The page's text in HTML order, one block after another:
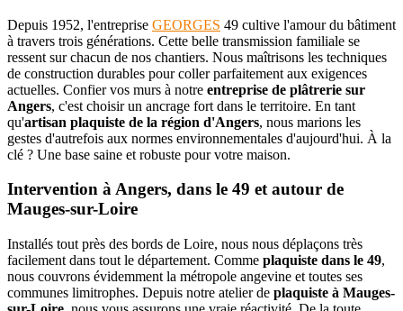
Depuis 1952, l'entreprise GEORGES 49 cultive l'amour du bâtiment
à travers trois générations. Cette belle transmission familiale se
ressent sur chacun de nos chantiers. Nous maîtrisons les techniques
de construction durables pour coller parfaitement aux exigences
actuelles. Confier vos murs à notre entreprise de plâtrerie sur
Angers, c'est choisir un ancrage fort dans le territoire. En tant
qu'artisan plaquiste de la région d'Angers, nous marions les
gestes d'autrefois aux normes environnementales d'aujourd'hui. À la
clé ? Une base saine et robuste pour votre maison.
Intervention à Angers, dans le 49 et autour de
Mauges-sur-Loire
Installés tout près des bords de Loire, nous nous déplaçons très
facilement dans tout le département. Comme plaquiste dans le 49,
nous couvrons évidemment la métropole angevine et toutes ses
communes limitrophes. Depuis notre atelier de plaquiste à Mauges-